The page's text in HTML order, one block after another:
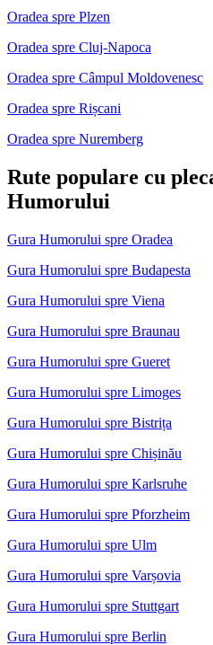
Oradea spre Plzen
Oradea spre Cluj-Napoca
Oradea spre Câmpul Moldovenesc
Oradea spre Rișcani
Oradea spre Nuremberg
Rute populare cu
Humorului
Gura Humorului spre Oradea
Gura Humorului spre Budapesta
Gura Humorului spre Viena
Gura Humorului spre Braunau
Gura Humorului spre Gueret
Gura Humorului spre Limoges
Gura Humorului spre Bistrița
Gura Humorului spre Chișinău
Gura Humorului spre Karlsruhe
Gura Humorului spre Pforzheim
Gura Humorului spre Ulm
Gura Humorului spre Varșovia
Gura Humorului spre Stuttgart
Gura Humorului spre Berlin